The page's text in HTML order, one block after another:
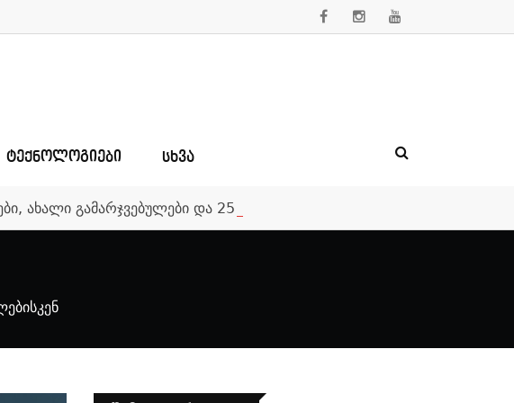
ᲢᲔᲥᲜᲝᲚᲝᲒᲘᲔᲑᲘ ᲡᲮᲕᲐ
ახალი გამარჯვებულები და 250 000-ლარიანი საპრიზო ფონდი